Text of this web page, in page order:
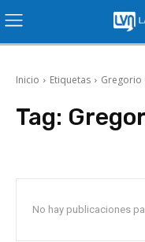
Inicio Etiquetas Gregorio
Tag:
No hay publicaciones